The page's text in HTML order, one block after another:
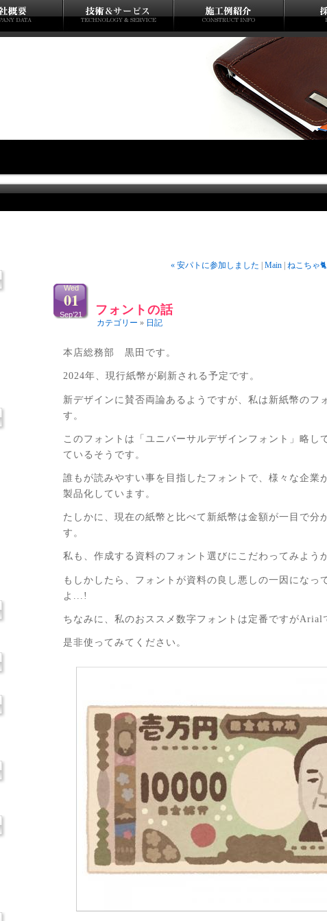
« 安パトに参加しました Main| ねこちゃ
フォントの話
Wed
01
Sep’21
カテゴリー » 日記
本店総務部 黒田です。
2024年、現行紙幣が刷新される予定です。
新デザインに賛否両論あるようですが、私は新紙幣のフ
す。
このフォントは「ユニバーサルデザインフォント」略し
ているそうです。
誰もが読みやすい事を目指したフォントで、様々な企業
製品化しています。
たしかに、現在の紙幣と比べて新紙幣は金額が一目で分
す。
私も、作成する資料のフォント選びにこだわってみよう
もしかしたら、フォントが資料の良し悪しの一因になっ
よ...!
ちなみに、私のおススメ数字フォントは定番ですがArial
是非使ってみてください。